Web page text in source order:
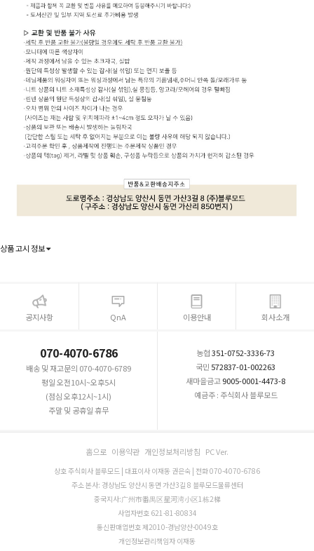
상품 고시 정보
공지사항 QnA 이용안내 회사소개
070-4070-6786
배송 및 재고문의 070-4070-6789
평일 오전10시~오후5시
(점심 오후12시~1시)
주말 및 공휴일 휴무
농협351-0752-3336-73
국민 572837-01-002263
새마을금고9005-0001-4473-8
예금주 : 주식회사 블루모드
홈으로 이용약관 개인정보처리방침 PC Ver.
상호 주식회사 블루모드 | 대표이사 이재동 권은숙 | 전화 070-4070-6786
주소 본사: 경상남도 양산시 동면 가산3길 8 블루모드물류센터
중국지사:广州市番禺区星河湾小区1栋2梯
사업자번호 621-81-80834
통신판매업번호 제2010-경남양산-0049호
개인정보관리책임자 이재동